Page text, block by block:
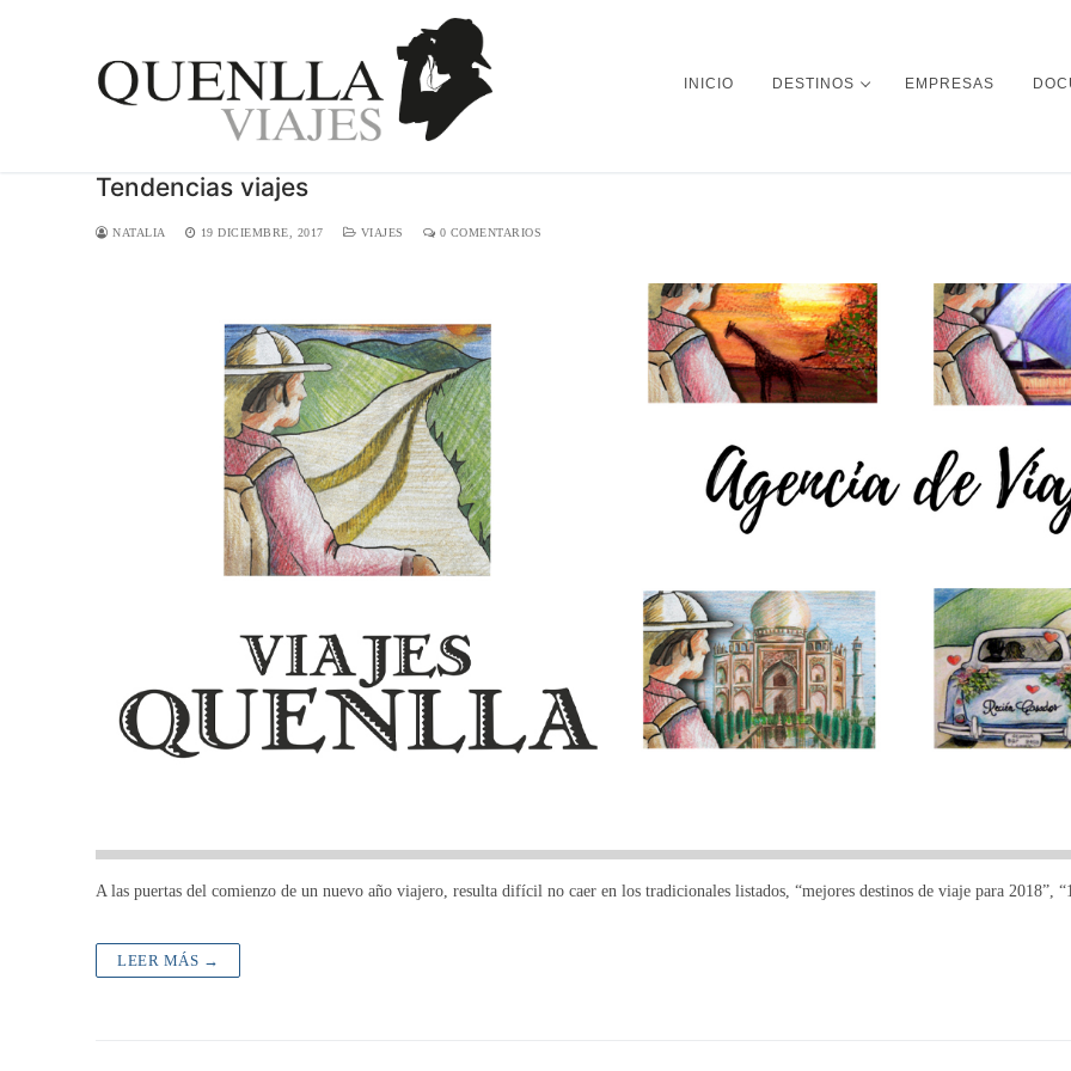
INICIO DESTINOS EMPRESAS
Tendencias viajes
NATALIA 19 DICIEMBRE, 2017 VIAJES 0 COMENTARIOS
A las puertas del comienzo de un nuevo año viajero, resulta difícil no caer en los tradicionales listados, “mejores destinos de viaje para 2018”,
LEER MÁS →